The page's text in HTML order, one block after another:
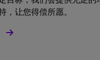
，让您得偿所愿。